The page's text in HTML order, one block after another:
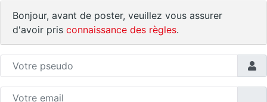
Bonjour, avant de poster, veuillez vous assurer
d'avoir pris connaissance des règles.